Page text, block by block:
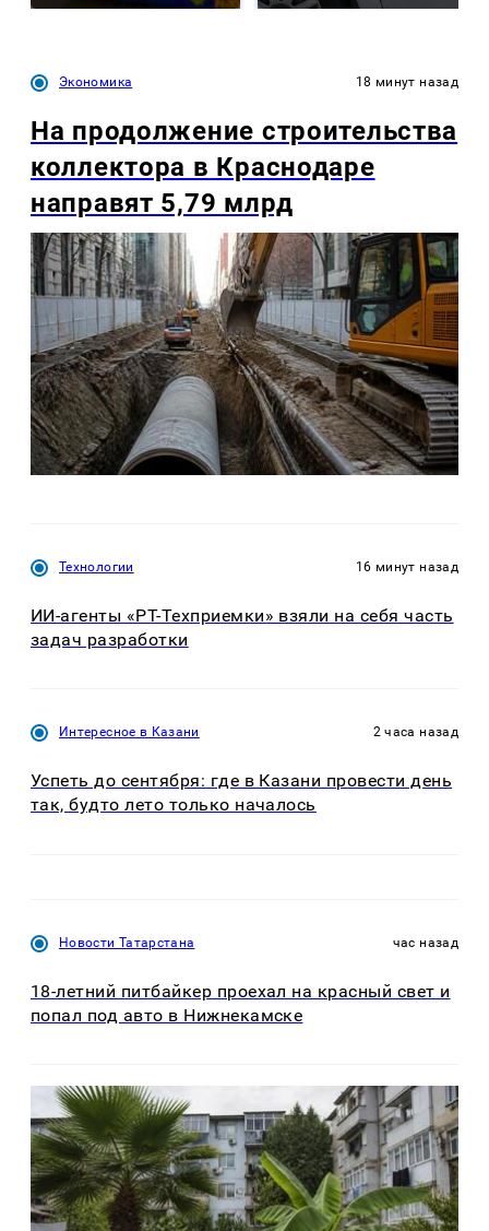
Экономика 18 минут назад
На продолжение строительства
коллектора в Краснодаре
направят 5,79 млрд
Технологии 16 минут назад
ИИ-агенты «РТ-Техприемки» взяли на себя часть
задач разработки
Интересное в Казани 2 часа назад
Успеть до сентября: где в Казани провести день
так, будто лето только началось
Новости Татарстана час назад
18-летний питбайкер проехал на красный свет и
попал под авто в Нижнекамске